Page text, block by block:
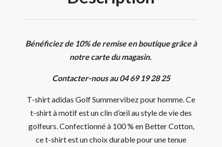
Bénéficiez de 10% de remise en boutique grâce à
notre carte du magasin.
Contacter-nous au 04 69 19 28 25
T-shirt adidas Golf Summervibez pour homme. Ce
t-shirt à motif est un clin d’œil au style de vie des
golfeurs. Confectionné à 100 % en Better Cotton,
ce t-shirt est un choix durable pour une tenue